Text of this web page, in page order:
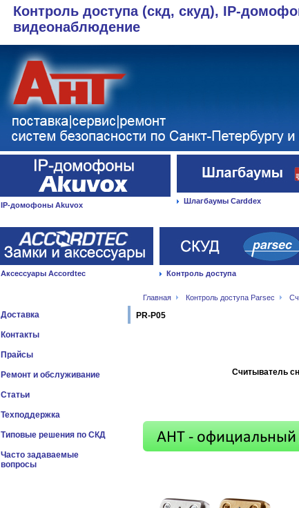
Контроль доступа (скд, скуд), IP-
видеонаблюдение
IP-домофоны Akuvox Шлагбаумы Carddex
Аксессуары Accordtec Контроль доступа
Главная Контроль доступа Parsec
Доставка
Контакты
Прайсы
Ремонт и обслуживание
Статьи
Техподдержка
Типовые решения по СКД
Часто задаваемые
вопросы
PR-P05
Считыватель